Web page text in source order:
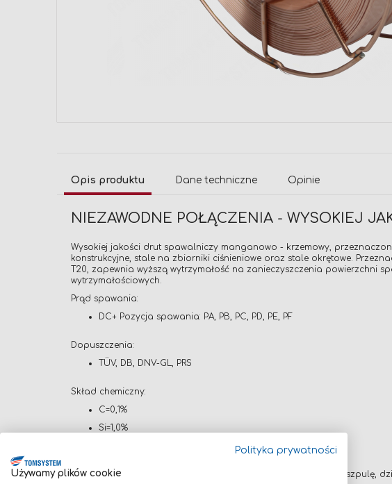
Opis produktu
NIEZAWODNE POŁĄCZENIA - WYSOKIEJ
Wysokiej jakości drut spawalniczy manganowo - krzemowy,
konstrukcyjne, stale na zbiorniki ciśnieniowe oraz stale okrętowe.
T20, zapewnia wyższą wytrzymałość na zanieczyszczenia powierzchni
wytrzymałościowych.
Prąd spawania:
DC+ Pozycja spawania: PA, PB, PC, PD, PE, PF
Dopuszczenia:
TÜV, DB, DNV-GL, PRS
Skład chemiczny:
C=0,1%
Si=1,0%
Drut spawalniczy jest bardzo równo i precyzyjnie nawinięty na szpulę,
Dane techniczne Opinie
Polityka prywatności
Używamy plików cookie